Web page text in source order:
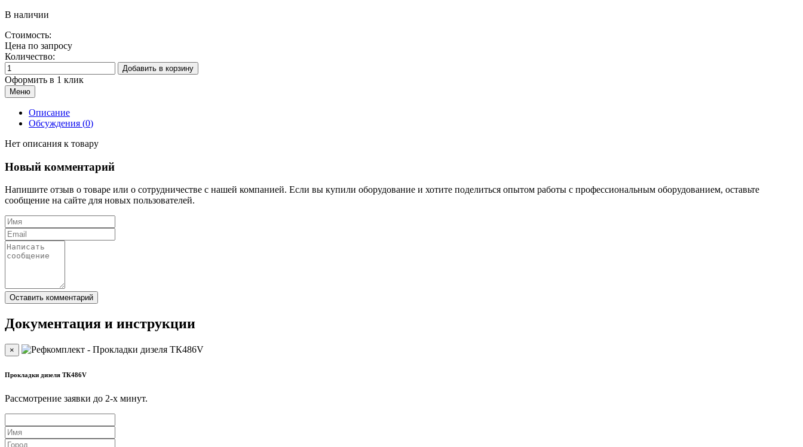
В наличии
Стоимость:
Цена по запросу
Количество:
Добавить в корзину
Оформить в 1 клик
Меню
Описание
Обсуждения (0)
Нет описания к товару
Новый комментарий
Напишите отзыв о товаре или о сотрудничестве с нашей компанией. Если вы купили оборудование и хотите поделиться опытом работы с профессиональным оборудованием, оставьте
сообщение на сайте для новых пользователей.
Документация и инструкции
×
Прокладки дизеля ТК486V
Рассмотрение заявки до 2-x минут.